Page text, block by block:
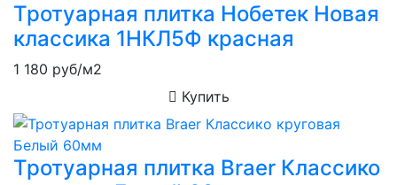
Тротуарная плитка Нобетек Новая
классика 1НКЛ5Ф красная
1 180 руб/м2
Купить
Тротуарная плитка Braer Классико